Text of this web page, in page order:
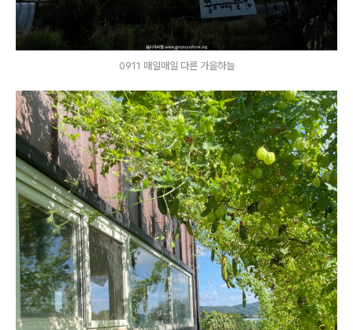
0911 매일매일 다른 가을하늘